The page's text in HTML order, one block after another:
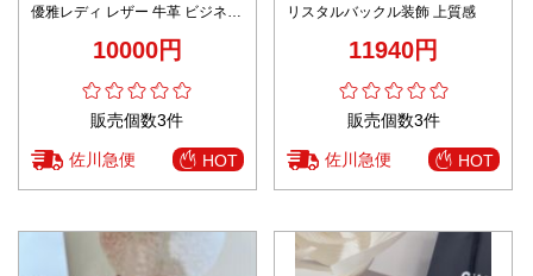
優雅レディ レザー 牛革 ビジネス
10000円
販売個数3件
佐川急便 HOT
リスタルバックル装飾 上質感
11940円
販売個数3件
佐川急便 HOT